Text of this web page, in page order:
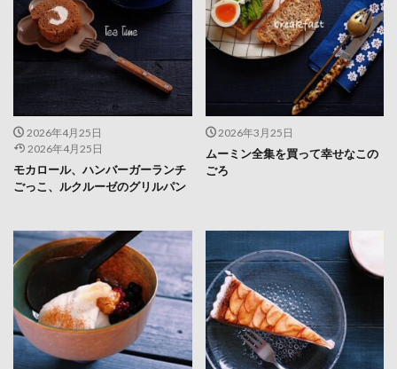
2026年4月25日
2026年4月25日
モカロール、ハンバーガーランチ
ごっこ、ルクルーゼのグリルパン
2026年3月25日
ムーミン全集を買って幸せなこの
ごろ